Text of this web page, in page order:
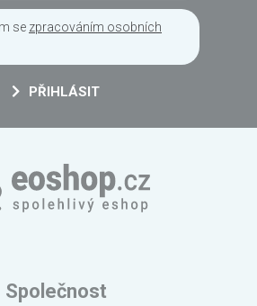
se zpracováním osobních
PŘIHLÁSIT
Společnost